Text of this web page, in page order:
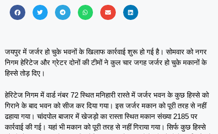
जयपुर में जर्जर हो चुके भवनों के खिलाफ कार्रवाई शुरू हो गई है। सोमवार को नगर
निगम हेरिटेज और ग्रेटर दोनों की टीमों ने कुल चार जगह जर्जर हो चुके मकानों के
हिस्से तोड़ दिए।
हेरिटेज निगम में वार्ड नंबर 72 स्थित मनिहारी रास्ते में जर्जर भवन के कुछ हिस्से को
गिराने के बाद भवन को सीज कर दिया गया। इस जर्जर मकान को पूरी तरह से नहीं
ढहाया गया। चांदपोल बाजार में खेजड़ो का रास्ता स्थित मकान संख्या 2185 पर
कार्रवाई की गई। यहां भी मकान को पूरी तरह से नहीं गिराया गया। सिर्फ कुछ हिस्से